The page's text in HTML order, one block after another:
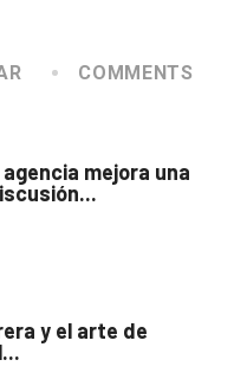
COMMENTS
mejora una
y el arte de